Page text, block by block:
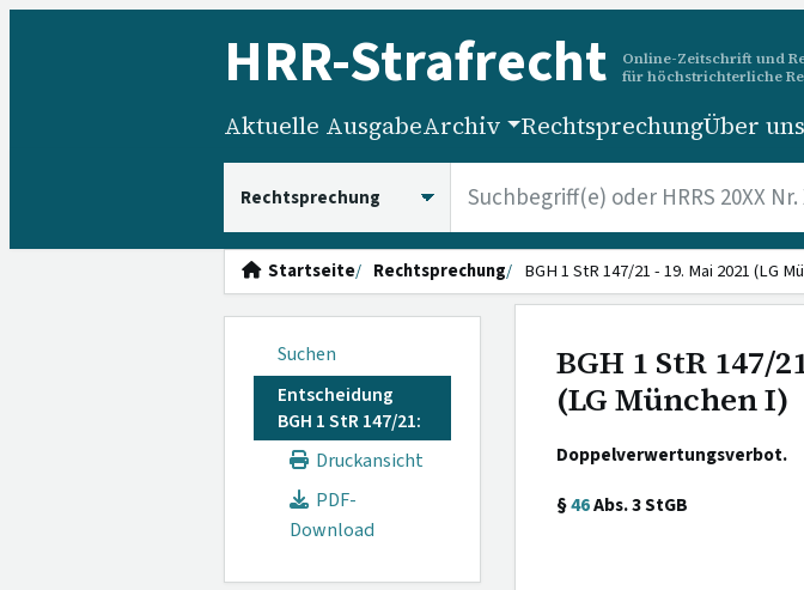
HRR-Strafrecht
Online-Zeitschrift und
für höchstrichterliche
Aktuelle AusgabeArchiv RechtsprechungÜber uns
Startseite Rechtsprechung BGH 1 StR 147/21 - 19. Mai 2021 (LG
Suchen
Entscheidung
BGH 1 StR 147/21:
Druckansicht
PDF-
Download
BGH 1 StR 147/
(LG München I)
Doppelverwertungsverbot.
§46Abs. 3 StGB